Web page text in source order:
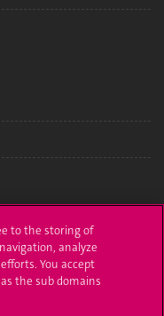
to the storing of
analyze
You accept
the sub domains